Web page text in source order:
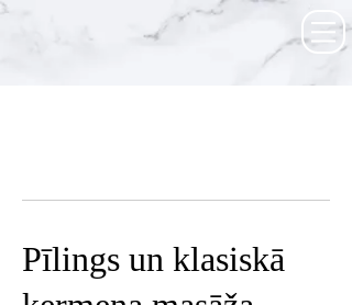
Pīlings un klasiskā